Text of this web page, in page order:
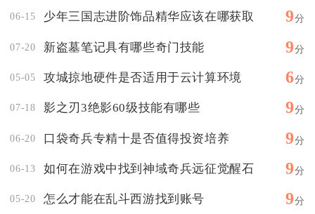
06-15 少年三国志进阶饰品精华应该在哪获取 9分
07-20 新盗墓笔记具有哪些奇门技能 9分
05-05 攻城掠地硬件是否适用于云计算环境 6分
07-18 影之刃3绝影60级技能有哪些 9分
06-20 口袋奇兵专精十是否值得投资培养 9分
06-13 如何在游戏中找到神域奇兵远征觉醒石 9分
05-20 怎么才能在乱斗西游找到账号 9分